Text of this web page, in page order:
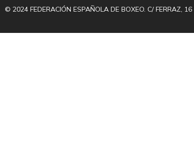
© 2024 FEDERACIÓN ESPAÑOLA DE BOXEO. C/ FERRAZ,